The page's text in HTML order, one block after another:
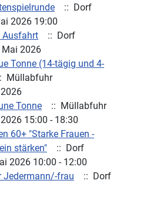
:: Dorf
2026 19:00
Ausfahrt
:: Dorf
Mai 2026
Tonne (14-tägig und 4-
Müllabfuhr
Tonne
:: Müllabfuhr
15:00 - 18:30
60+ "Starke Frauen -
stärken"
:: Dorf
2026 10:00 - 12:00
Jedermann/-frau
:: Dorf